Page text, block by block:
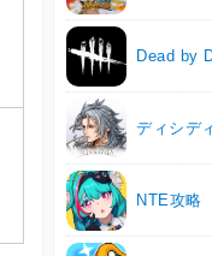
Dead by
ディシデ
NTE攻略